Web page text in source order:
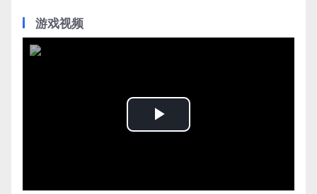
游戏视频
Play